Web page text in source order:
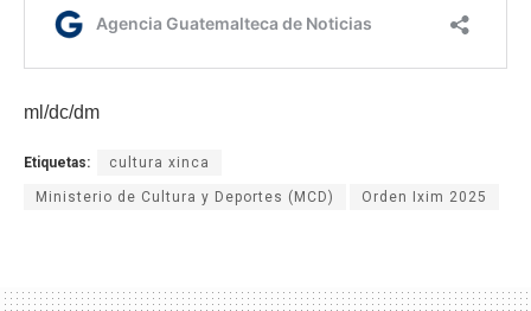
ml/dc/dm
Etiquetas: cultura xinca
Ministerio de Cultura y Deportes (MCD) Orden Ixim 2025